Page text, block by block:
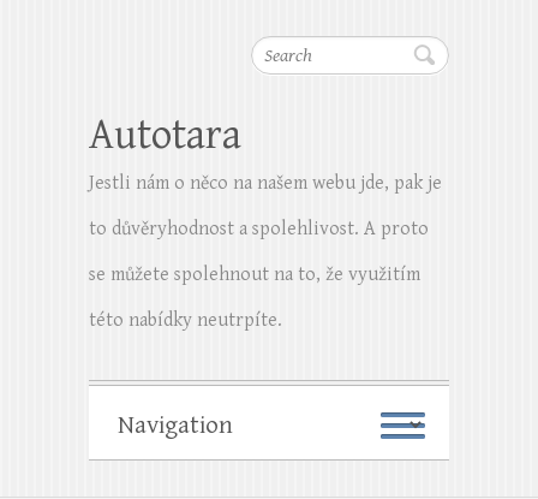
Search
Autotara
Jestli nám o něco na našem webu jde, pak je
to důvěryhodnost a spolehlivost. A proto
se můžete spolehnout na to, že využitím
této nabídky neutrpíte.